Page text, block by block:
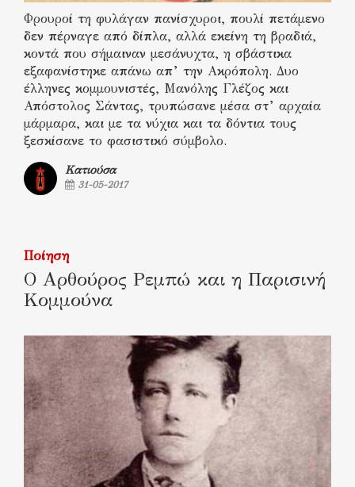
Φρουροί τη φυλάγαν πανίσχυροι, πουλί πετάμενο
δεν πέρναγε από δίπλα, αλλά εκείνη τη βραδιά,
κοντά που σήμαιναν μεσάνυχτα, η σβάστικα
εξαφανίστηκε απάνω απ’ την Ακρόπολη. Δυο
έλληνες κομμουνιστές, Μανόλης Γλέζος και
Απόστολος Σάντας, τρυπώσανε μέσα στ’ αρχαία
μάρμαρα, και με τα νύχια και τα δόντια τους
ξεσκίσανε το φασιστικό σύμβολο.
Κατιούσα
31-05-2017
Ποίηση
Ο Αρθούρος Ρεμπώ και η Παρισινή
Κομμούνα